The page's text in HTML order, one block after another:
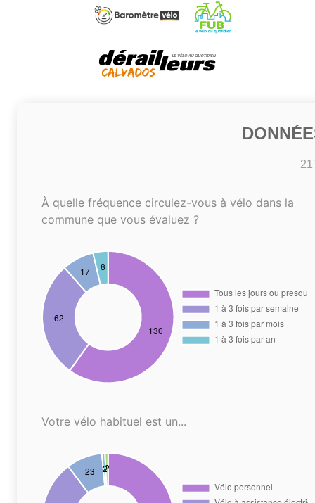
À quelle fréquence circulez-vous à vélo dans la
commune que vous évaluez ?
Votre vélo habituel est un...